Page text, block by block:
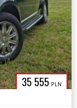
35 555 PLN